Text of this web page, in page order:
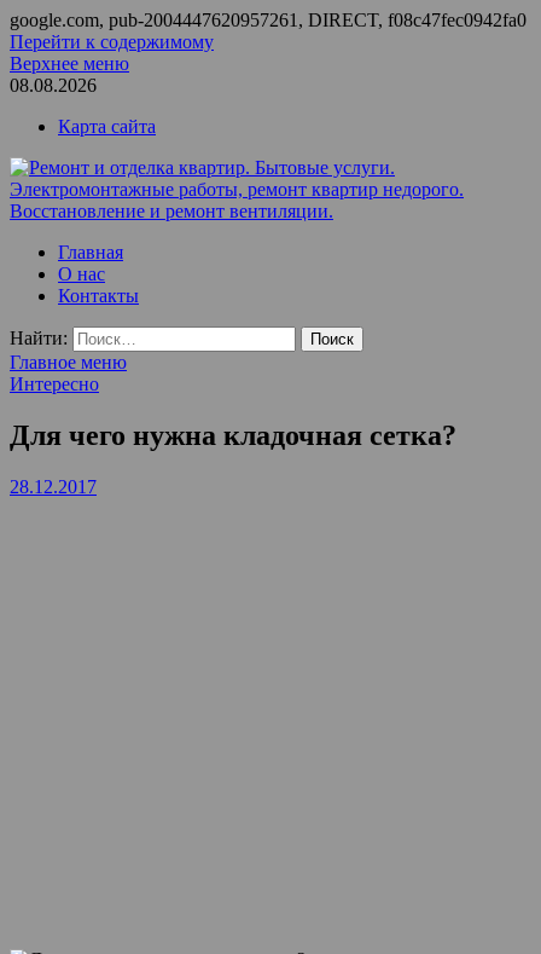
google.com, pub-2004447620957261, DIRECT, f08c47fec0942fa0
Перейти к содержимому
Верхнее меню
08.08.2026
Карта сайта
Ремонт и отделка квартир. Бытовые услуги.
Электромонтажные работы, ремонт квартир недорого.
Восстановление и ремонт вентиляции.
ООО Домус — ремонт квартир, обслуживание и ремонт
вентиляции, монтаж систем приточной вентиляции.
Главная
О нас
Контакты
Найти:
Главное меню
Интересно
Для чего нужна кладочная сетка?
28.12.2017